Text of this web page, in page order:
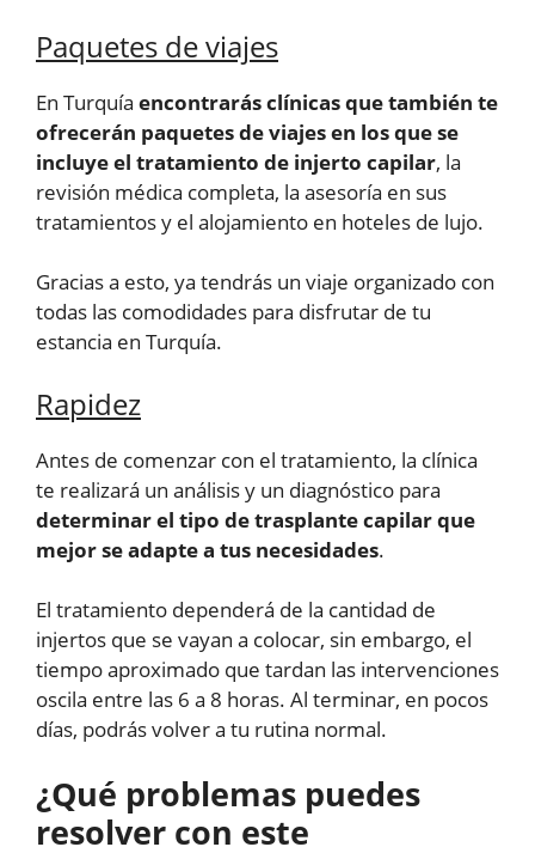
Paquetes de viajes
En Turquía encontrarás clínicas que también te
ofrecerán paquetes de viajes en los que se
incluye el tratamiento de injerto capilar, la
revisión médica completa, la asesoría en sus
tratamientos y el alojamiento en hoteles de lujo.
Gracias a esto, ya tendrás un viaje organizado con
todas las comodidades para disfrutar de tu
estancia en Turquía.
Rapidez
Antes de comenzar con el tratamiento, la clínica
te realizará un análisis y un diagnóstico para
determinar el tipo de trasplante capilar que
mejor se adapte a tus necesidades.
El tratamiento dependerá de la cantidad de
injertos que se vayan a colocar, sin embargo, el
tiempo aproximado que tardan las intervenciones
oscila entre las 6 a 8 horas. Al terminar, en pocos
días, podrás volver a tu rutina normal.
¿Qué problemas puedes
resolver con este